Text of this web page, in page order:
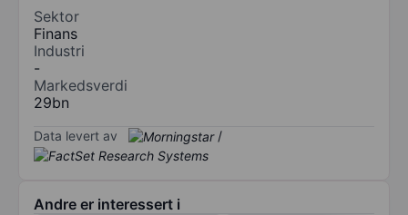
Sektor
Finans
Industri
-
Markedsverdi
29bn
Data levert av /
Andre er interessert i